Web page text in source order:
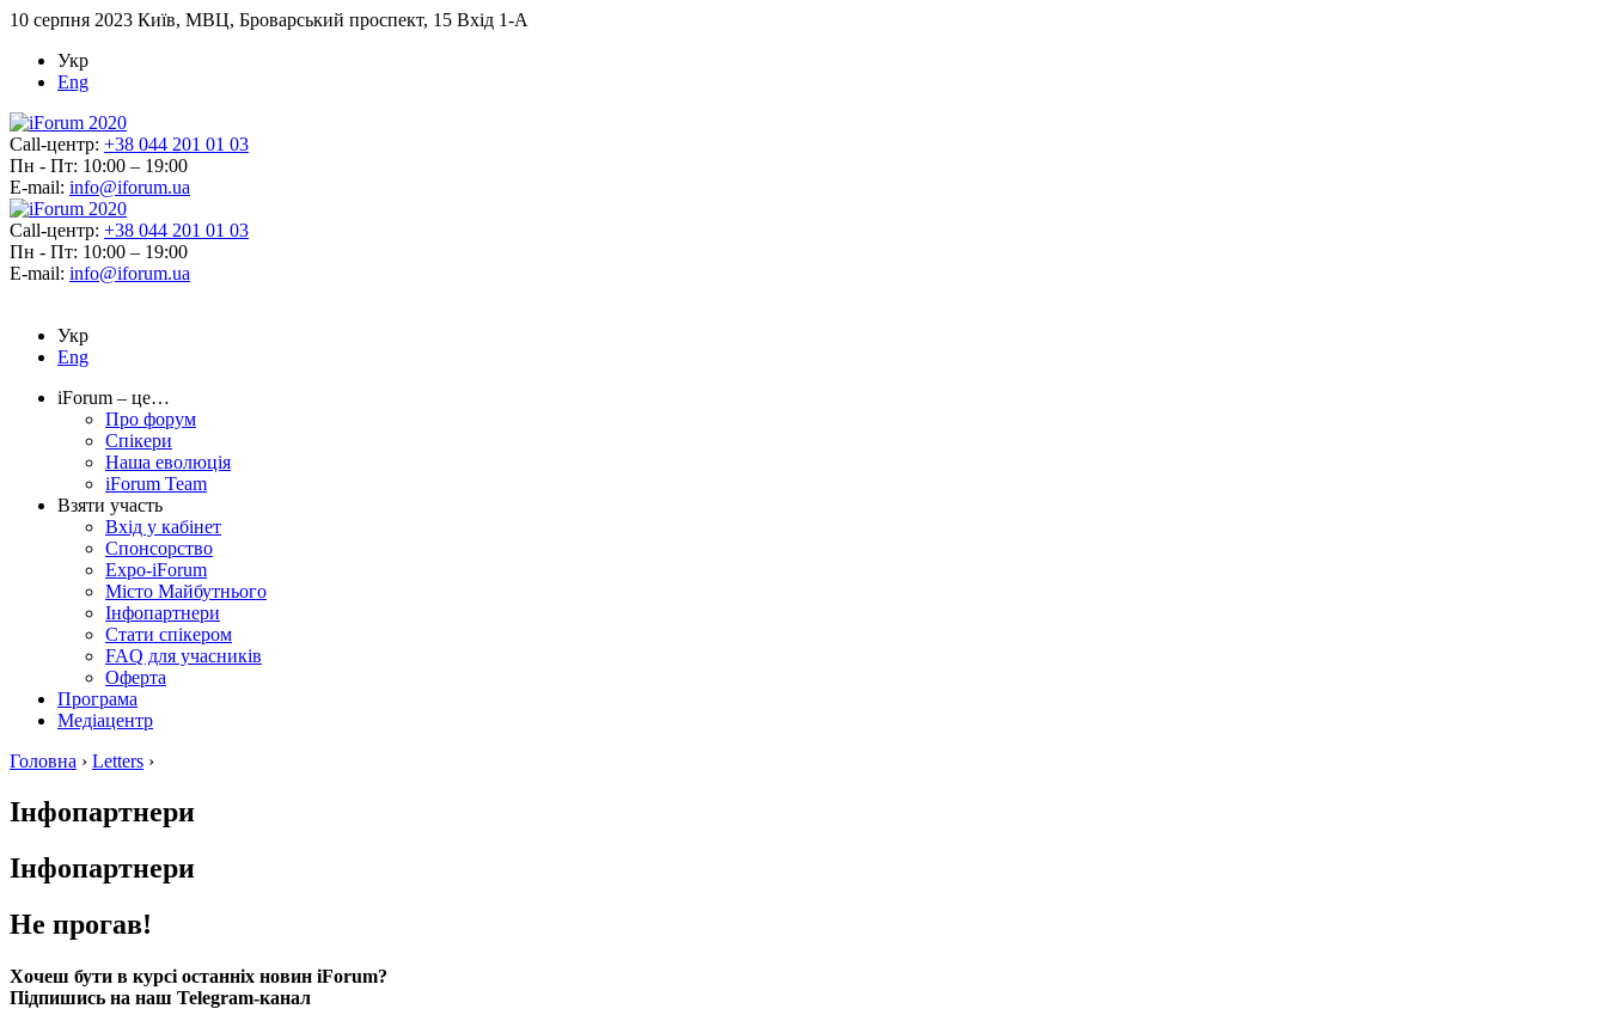
10 серпня 2023 Київ, МВЦ, Броварський проспект, 15 Вхід 1-А
Укр
Eng
Call-центр: +38 044 201 01 03
Пн - Пт: 10:00 – 19:00
E-mail: info@iforum.ua
Call-центр: +38 044 201 01 03
Пн - Пт: 10:00 – 19:00
E-mail: info@iforum.ua
Укр
Eng
iForum – це…
Про форум
Спікери
Наша еволюція
iForum Team
Взяти участь
Вхід у кабінет
Спонсорство
Expo-iForum
Місто Майбутнього
Інфопартнери
Стати спікером
FAQ для учасників
Оферта
Програма
Медіацентр
Головна › Letters ›
Інфопартнери
Інфопартнери
Не прогав!
Хочеш бути в курсі останніх новин iForum?
Підпишись на наш Telegram-канал